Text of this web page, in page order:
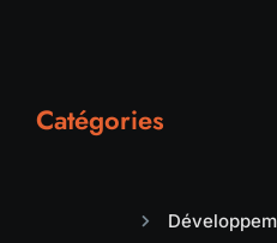
Catégories